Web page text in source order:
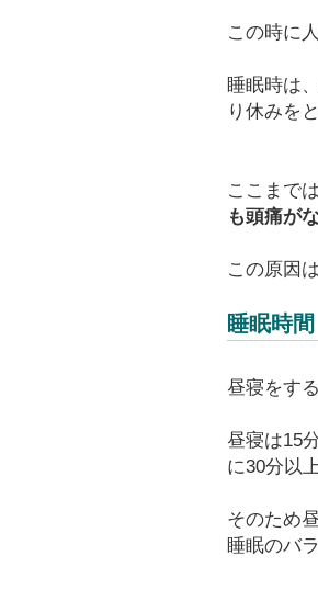
この時に
睡眠時は
り休みを
ここまで
も頭痛が
この原因
睡眠時間
昼寝をす
昼寝は15
に30分以
そのため
睡眠のバ